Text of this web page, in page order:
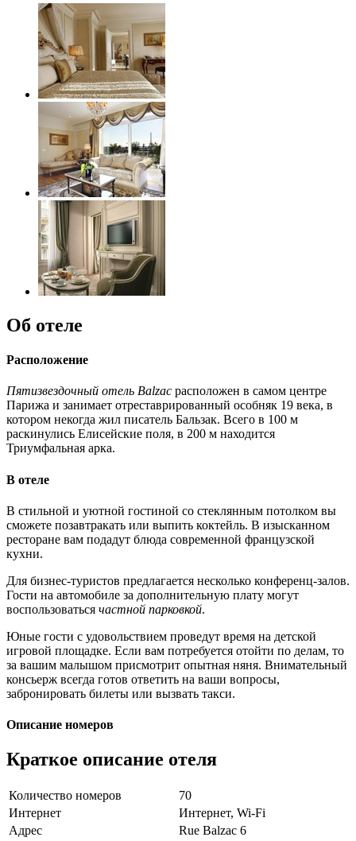
Об отеле
Расположение
Пятизвездочный отель Balzac расположен в самом центре
Парижа и занимает отреставрированный особняк 19 века, в
котором некогда жил писатель Бальзак. Всего в 100 м
раскинулись Елисейские поля, в 200 м находится
Триумфальная арка.
В отеле
В стильной и уютной гостиной со стеклянным потолком вы
сможете позавтракать или выпить коктейль. В изысканном
ресторане вам подадут блюда современной французской
кухни.
Для бизнес-туристов предлагается несколько конференц-залов.
Гости на автомобиле за дополнительную плату могут
воспользоваться частной парковкой.
Юные гости с удовольствием проведут время на детской
игровой площадке. Если вам потребуется отойти по делам, то
за вашим малышом присмотрит опытная няня. Внимательный
консьерж всегда готов ответить на ваши вопросы,
забронировать билеты или вызвать такси.
Описание номеров
Краткое описание отеля
Количество номеров
70
Интернет
Интернет, Wi-Fi
Адрес
Rue Balzac 6